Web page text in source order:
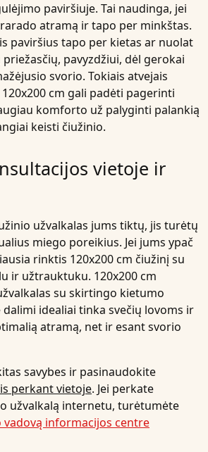
paviršiuje. Tai naudinga, jei
atramą ir tapo per minkštas.
paviršius tapo per kietas ar nuolat
pavyzdžiui, dėl gerokai
svorio. Tokiais atvejais
cm gali padėti pagerinti
komforto už palyginti palankią
keisti čiužinio.
vietoje ir
užvalkalas jums tiktų, jis turėtų
miego poreikius. Jei jums ypač
rinktis 120x200 cm čiužinį su
ir užtrauktuku. 120x200 cm
su skirtingo kietumo
idealiai tinka svečių lovoms ir
atramą, net ir esant svorio
savybes ir pasinaudokite
perkant vietoje. Jei perkate
užvalkalą internetu, turėtumėte
vadovą informacijos centre